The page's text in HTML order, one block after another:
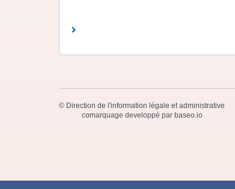
© Direction de l'information légale et administrative
comarquage developpé par baseo.io